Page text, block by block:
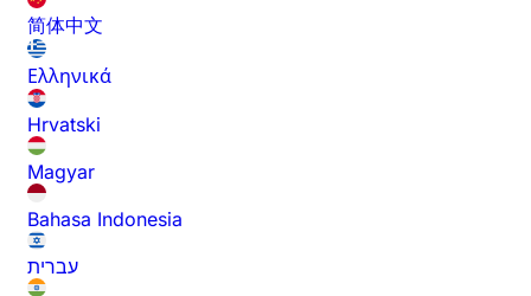
简体中文
Ελληνικά
Hrvatski
Magyar
Bahasa Indonesia
עברית